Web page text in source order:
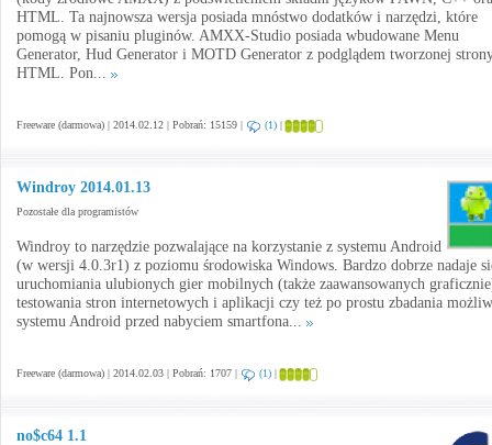
HTML. Ta najnowsza wersja posiada mnóstwo dodatków i narzędzi, które
pomogą w pisaniu pluginów. AMXX-Studio posiada wbudowane Menu
Generator, Hud Generator i MOTD Generator z podglądem tworzonej
HTML. Pon...
Freeware (darmowa) | 2014.02.12 | Pobrań: 15159 | (1) |
Windroy 2014.01.13
Pozostałe dla programistów
Windroy to narzędzie pozwalające na korzystanie z systemu Android
(w wersji 4.0.3r1) z poziomu środowiska Windows. Bardzo dobrze nadaje
uruchomiania ulubionych gier mobilnych (także zaawansowanych
testowania stron internetowych i aplikacji czy też po prostu zbadania
systemu Android przed nabyciem smartfona...
Freeware (darmowa) | 2014.02.03 | Pobrań: 1707 | (1) |
no$c64 1.1